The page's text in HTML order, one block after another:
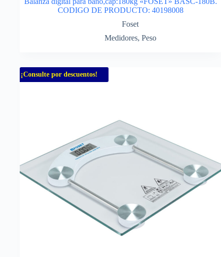
CODIGO DE PRODUCTO: 40198008
Foset
Medidores, Peso
¡Consulte por descuentos!